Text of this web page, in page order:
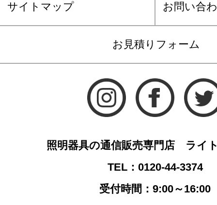
サイトマップ お問い合
お見積りフォーム
照明器具の通信販売専門店 ライ
TEL：0120-44-3374
受付時間：9:00～16:00